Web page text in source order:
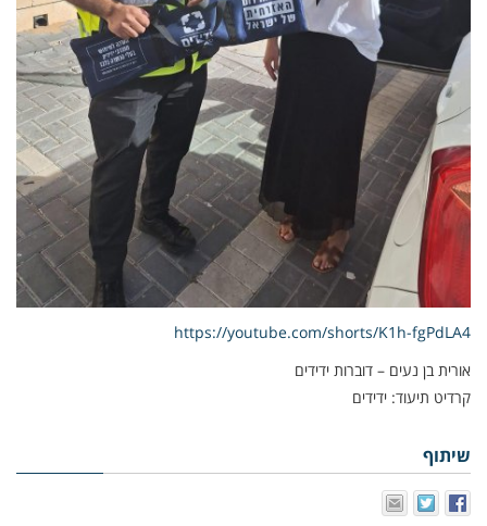
https://youtube.com/shorts/K1h-fgPdLA4
אורית בן נעים – דוברות ידידים
קרדיט תיעוד: ידידים
שיתוף